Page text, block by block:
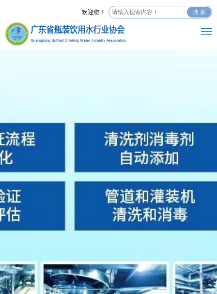
欢迎您！ 搜 索